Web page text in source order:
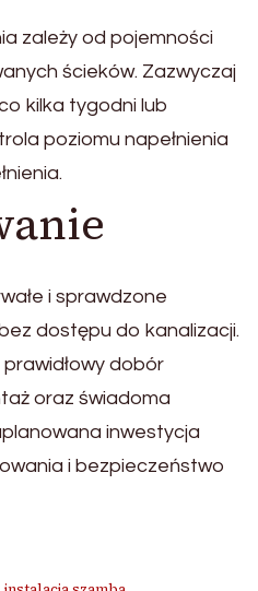
zależy od pojemności
ścieków. Zazwyczaj
kilka tygodni lub
poziomu napełnienia
i sprawdzone
dostępu do kanalizacji.
dobór
oraz świadoma
inwestycja
i bezpieczeństwo